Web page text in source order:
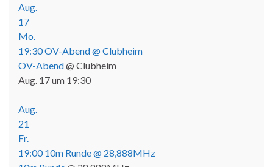
Aug.
17
Mo.
19:30OV-Abend@ Clubheim
OV-Abend@ Clubheim
Aug. 17 um 19:30
Aug.
21
Fr.
19:0010m Runde@ 28,888MHz